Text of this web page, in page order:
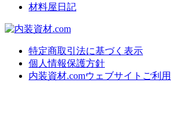
材料屋日記
特定商取引法に基づく表示
個人情報保護方針
内装資材.comウェブサイトご利